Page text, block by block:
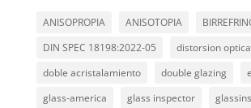
ANISOPROPIA ANISOTOPIA
DIN SPEC 18198:2022-05
distorsion optica
doble acristalamiento
double glazing
glass-america
glass inspector